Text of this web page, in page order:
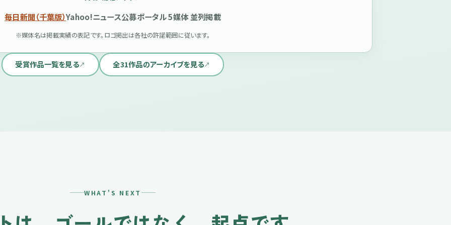
毎日新聞（千葉版）Yahoo!ニュース公募ポータル 5媒体 並列掲載
※媒体名は掲載実績の表記です。ロゴ掲出は各社の許諾範囲に従います。
受賞作品一覧を見る 全31作品のアーカイブを見る
WHAT'S NEXT